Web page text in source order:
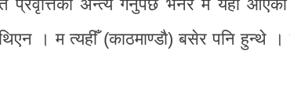
प्रवृत्तिको अन्त्य गर्नुपर्छ भनेर म यहाँ
। म त्यहीँ (काठमाण्डाै) बसेर पनि हुन्थे ।